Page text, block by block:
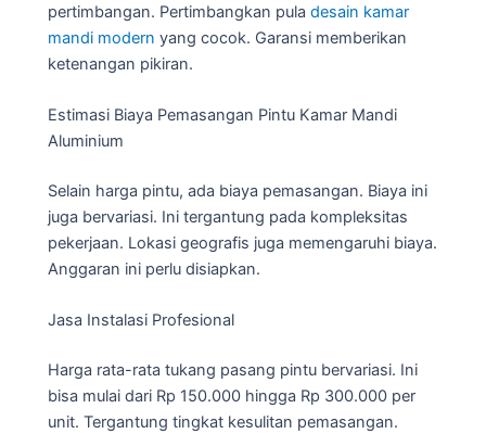
pertimbangan. Pertimbangkan pula desain kamar
mandi modern yang cocok. Garansi memberikan
ketenangan pikiran.
Estimasi Biaya Pemasangan Pintu Kamar Mandi
Aluminium
Selain harga pintu, ada biaya pemasangan. Biaya ini
juga bervariasi. Ini tergantung pada kompleksitas
pekerjaan. Lokasi geografis juga memengaruhi biaya.
Anggaran ini perlu disiapkan.
Jasa Instalasi Profesional
Harga rata-rata tukang pasang pintu bervariasi. Ini
bisa mulai dari Rp 150.000 hingga Rp 300.000 per
unit. Tergantung tingkat kesulitan pemasangan.